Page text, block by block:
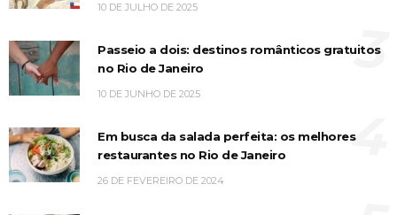
10 DE JULHO DE 2025
Passeio a dois: destinos românticos gratuitos
no Rio de Janeiro
10 DE JUNHO DE 2025
3
Em busca da salada perfeita: os melhores
restaurantes no Rio de Janeiro
26 DE FEVEREIRO DE 2024
4